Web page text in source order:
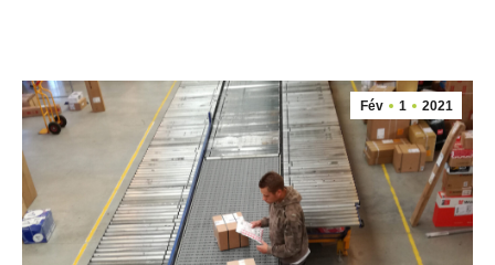
Fév 1 2021